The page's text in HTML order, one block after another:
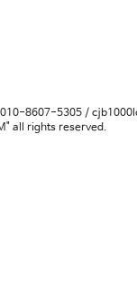
/ 010-8607-5305 /
all rights reserved.